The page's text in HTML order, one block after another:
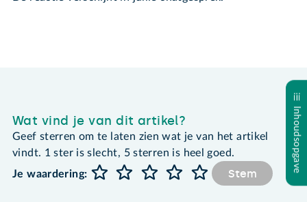
Inhoudsopgave
Wat vind je van dit artikel?
Geef sterren om te laten zien wat je van het artikel
vindt. 1 ster is slecht, 5 sterren is heel goed.
Je waardering:
Stem